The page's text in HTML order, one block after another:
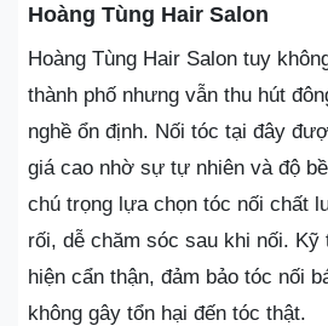
Hoàng Tùng Hair Salon
Hoàng Tùng Hair Salon tuy
thành phố nhưng vẫn thu hút
nghề ổn định. Nối tóc tại đây
giá cao nhờ sự tự nhiên và độ
chú trọng lựa chọn tóc nối chất
rối, dễ chăm sóc sau khi nối.
hiện cẩn thận, đảm bảo tóc nối
không gây tổn hại đến tóc thật.